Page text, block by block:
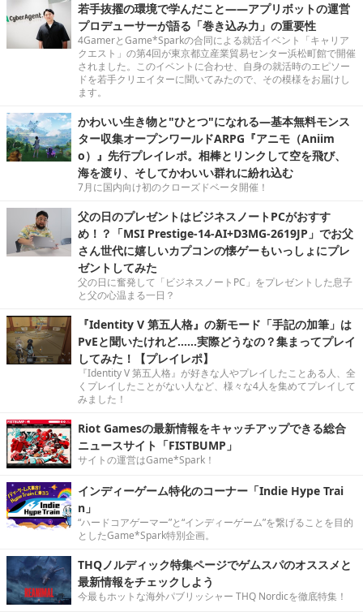
若手抜擢の環境で学んだこと――アプリボットの運営
プロデューサーが語る「巻き込み力」の重要性
4GamerとGame*Sparkの合同による就活イベント「キャリア
クエスト」の第4回が東京都立産業貿易センター浜松町館で開催
されました。このイベントに合わせ、自身の就活時のエピソー
ドを若手クリエイターに聞いてみたので、その模様をお届けし
ます。
かわいい生き物と"ひとつ"になれる―基本無料モンス
ター収集オープンワールドARPG『アニモ（Aniim
o）』先行プレイレポ。相棒とリンクして空を飛び、
海を渡り、そしてかわいい群れに紛れ込む
7月に国内向け初のクローズドベータ開催！
父の日のプレゼントはビジネスノートPCがおすす
め！？「MSI Prestige-14-AI+D3MG-2619JP」でお父
さん世代に嬉しいカプコンの懐ゲーもいっしょにプレ
ゼントしてみた
父の日に奮発して「ビジネスノートPC」をプレゼントした息子
と父の心温まる一日？
『Identity V 第五人格』の新モード「手記の加筆」は
PvEと聞いたけれど……実際どうなの？集まってプレイ
してみた！【プレイレポ】
『Identity V 第五人格』が好きな人やプレイしたことある人、全
くプレイしたことがない人など、様々な4人を集めてプレイして
みました！
Riot Gamesの最新情報をキャッチアップできる総合
ニュースサイト「FISTBUMP」
サイトの運営はGame*Spark！
インディーゲーム特化のコーナー「Indie Hype Trai
n」
“ハードコアゲーマー”と“インディーゲーム”を繋げることを目的
としたGame*Spark特別企画。
THQノルディック特集ページでゲムスパのオススメと
最新情報をチェックしよう
今最もホットな海外パブリッシャー THQ Nordicを徹底特集！